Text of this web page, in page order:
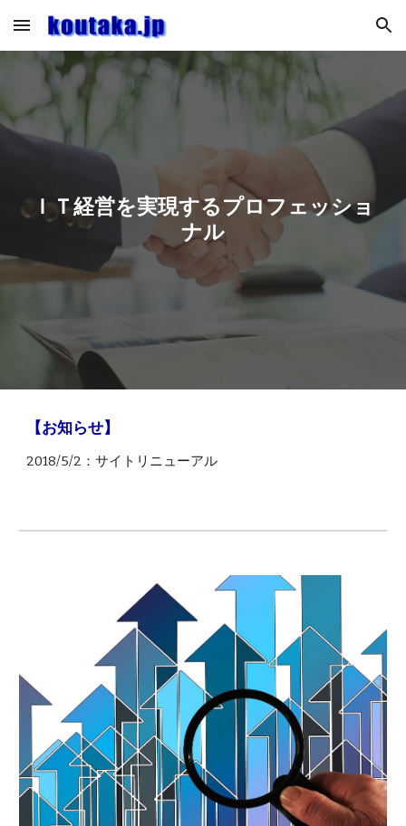
Skip to main content Skip to navigation
ＩＴ経営を実現するプロフェッショ
ナル
【お知らせ】
2018/5/2：サイトリニューアル